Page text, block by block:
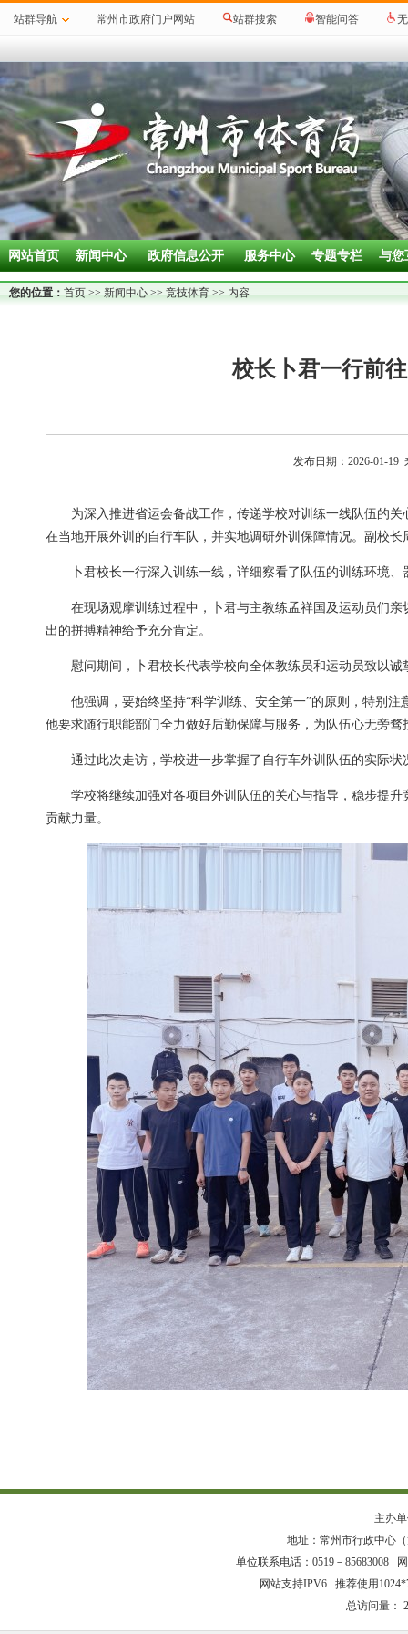
站群导航 常州市政府门户网站 站群搜索 智能问答
网站首页 新闻中心 政府信息公开 服务中心 专题专栏 与您
您的位置： 首页 >> 新闻中心 >> 竞技体育 >> 内容
校长卜君一行前
发布日期：2026-01-19
为深入推进省运会备战工作，传递学校对训练一线队伍的
在当地开展外训的自行车队，并实地调研外训保障情况。副校
卜君校长一行深入训练一线，详细察看了队伍的训练环境
在现场观摩训练过程中，卜君与主教练孟祥国及运动员们
出的拼搏精神给予充分肯定。
慰问期间，卜君校长代表学校向全体教练员和运动员致以
他强调，要始终坚持“科学训练、安全第一”的原则，特别
他要求随行职能部门全力做好后勤保障与服务，为队伍心无旁骛
通过此次走访，学校进一步掌握了自行车外训队伍的实际
学校将继续加强对各项目外训队伍的关心与指导，稳步提
贡献力量。
主办
地址：常州市行政中心
单位联系电话：0519－85683008
网站支持IPV6 推荐使用
总访问量：